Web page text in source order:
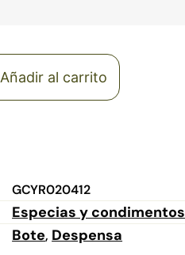
Añadir al carrito
GCYR020412
Especias y condimentos
Bote, Despensa